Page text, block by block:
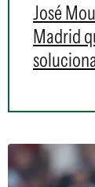
José
Madrid